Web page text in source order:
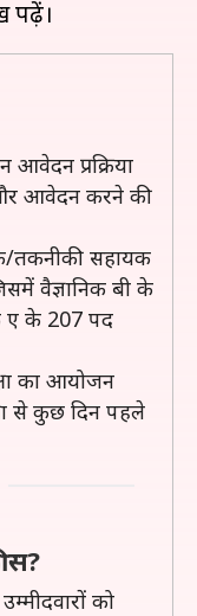
प्रक्रिया
आवेदन करने की
तकनीकी सहायक
वैज्ञानिक बी के
ए के 207 पद
का आयोजन
से कुछ दिन पहले
को